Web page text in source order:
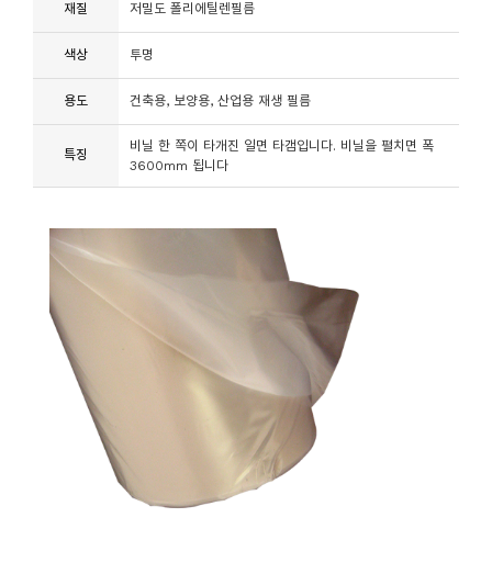
재질 저밀도 폴리에틸렌필름
색상 투명
용도 건축용, 보양용, 산업용 재생 필름
특징
비닐 한 쪽이 타개진 일면 타갬입니다. 비닐을 펼치면 폭
3600mm 됩니다